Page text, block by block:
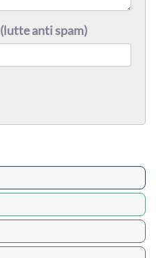
(lutte anti spam)